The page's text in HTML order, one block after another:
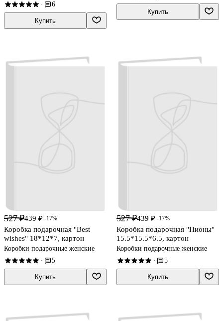
· 6
Купить
Купить
527 ₽439 ₽ -17%
Коробка подарочная "Best
wishes" 18*12*7, картон
Коробки подарочные женские
· 5
Купить
527 ₽439 ₽ -17%
Коробка подарочная "Пионы"
15.5*15.5*6.5, картон
Коробки подарочные женские
· 5
Купить